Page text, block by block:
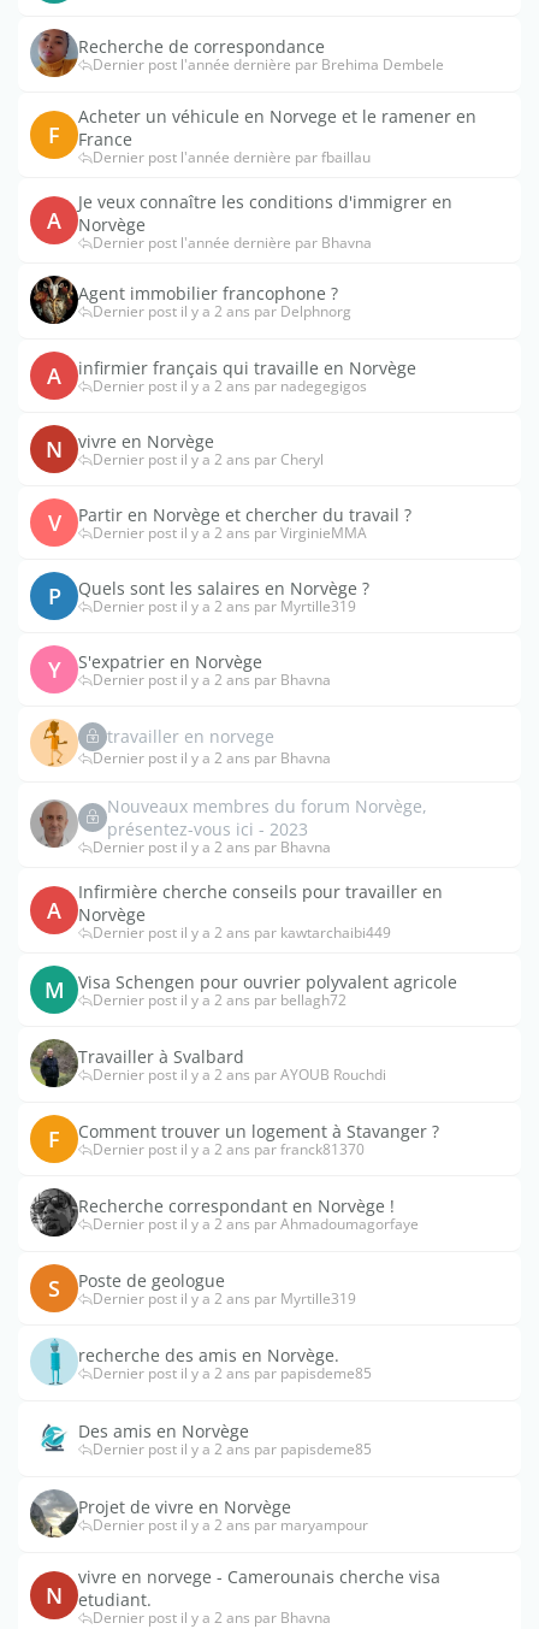
Recherche de correspondance
Dernier post l'année dernière par Brehima Dembele
F
Acheter un véhicule en Norvege et le ramener en
France
Dernier post l'année dernière par fbaillau
A
Je veux connaître les conditions d'immigrer en
Norvège
Dernier post l'année dernière par Bhavna
Agent immobilier francophone ?
Dernier post il y a 2 ans par Delphnorg
A infirmier français qui travaille en Norvège
Dernier post il y a 2 ans par nadegegigos
N vivre en Norvège
Dernier post il y a 2 ans par Cheryl
V Partir en Norvège et chercher du travail ?
Dernier post il y a 2 ans par VirginieMMA
P Quels sont les salaires en Norvège ?
Dernier post il y a 2 ans par Myrtille319
Y S'expatrier en Norvège
Dernier post il y a 2 ans par Bhavna
travailler en norvege
Dernier post il y a 2 ans par Bhavna
Nouveaux membres du forum Norvège,
présentez-vous ici - 2023
Dernier post il y a 2 ans par Bhavna
A
Infirmière cherche conseils pour travailler en
Norvège
Dernier post il y a 2 ans par kawtarchaibi449
M Visa Schengen pour ouvrier polyvalent agricole
Dernier post il y a 2 ans par bellagh72
Travailler à Svalbard
Dernier post il y a 2 ans par AYOUB Rouchdi
F Comment trouver un logement à Stavanger ?
Dernier post il y a 2 ans par franck81370
Recherche correspondant en Norvège !
Dernier post il y a 2 ans par Ahmadoumagorfaye
S Poste de geologue
Dernier post il y a 2 ans par Myrtille319
recherche des amis en Norvège.
Dernier post il y a 2 ans par papisdeme85
Des amis en Norvège
Dernier post il y a 2 ans par papisdeme85
Projet de vivre en Norvège
Dernier post il y a 2 ans par maryampour
N
vivre en norvege - Camerounais cherche visa
etudiant.
Dernier post il y a 2 ans par Bhavna